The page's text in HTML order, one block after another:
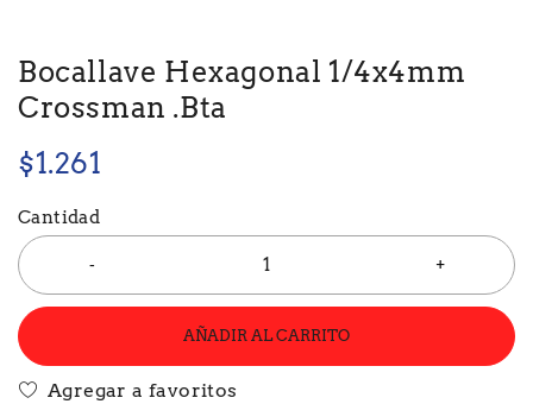
Bocallave Hexagonal 1/4x4mm
Crossman .Bta
$1.261
Cantidad
AÑADIR AL CARRITO